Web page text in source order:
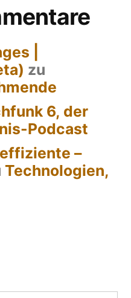
|
zu
6, der
Podcast
–
Technologien,